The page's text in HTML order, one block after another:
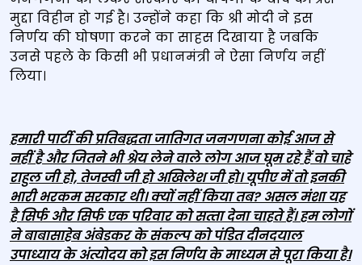
मुद्दा विहीन हो गई है। उन्‍होंने कहा कि श्री मोदी ने इस
निर्णय की घोषणा करने का साहस दिखाया है जबकि
उनसे पहले के किसी भी प्रधानमंत्री ने ऐसा निर्णय नहीं
लिया।
हमारी पार्टी की प्रतिबद्धता जातिगत जनगणना कोई आज से
नहीं है और जितने भी श्रेय लेने वाले लोग आज घूम रहे हैं वो चाहे
राहुल जी हो, तेजस्वी जी हो अखिलेश जी हो। यूपीए में तो इनकी
भारी भरकम सरकार थी। क्यों नहीं किया तब? असल मंशा यह
है सिर्फ और सिर्फ एक परिवार को सत्‍ता देना चाहते हैं। हम लोगों
ने बाबासाहेब अंबेडकर के संकल्प को पंडित दीनदयाल
उपाध्याय के अंत्योदय को इस निर्णय के माध्यम से पूरा किया है।